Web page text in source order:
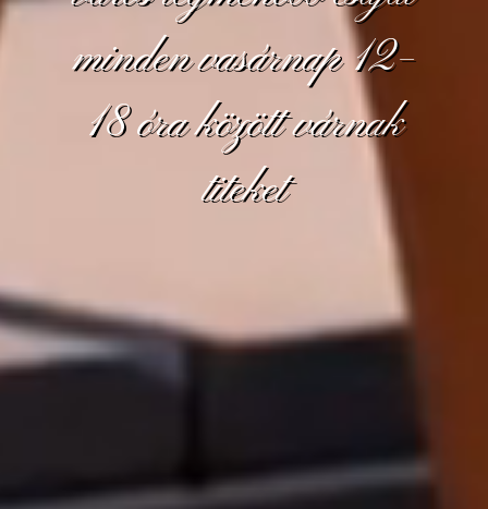
minden vasárnap 12–
18 óra között várnak
titeket